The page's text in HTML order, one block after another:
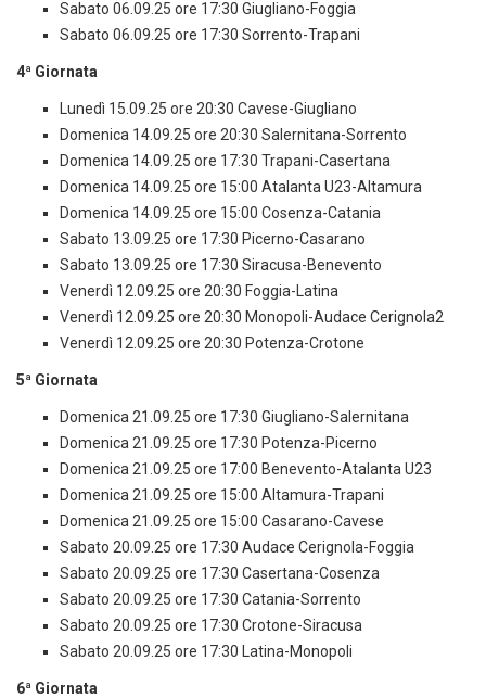
Sabato 06.09.25 ore 17:30 Giugliano-Foggia
Sabato 06.09.25 ore 17:30 Sorrento-Trapani
4ª Giornata
Lunedì 15.09.25 ore 20:30 Cavese-Giugliano
Domenica 14.09.25 ore 20:30 Salernitana-Sorrento
Domenica 14.09.25 ore 17:30 Trapani-Casertana
Domenica 14.09.25 ore 15:00 Atalanta U23-Altamura
Domenica 14.09.25 ore 15:00 Cosenza-Catania
Sabato 13.09.25 ore 17:30 Picerno-Casarano
Sabato 13.09.25 ore 17:30 Siracusa-Benevento
Venerdì 12.09.25 ore 20:30 Foggia-Latina
Venerdì 12.09.25 ore 20:30 Monopoli-Audace Cerignola2
Venerdì 12.09.25 ore 20:30 Potenza-Crotone
5ª Giornata
Domenica 21.09.25 ore 17:30 Giugliano-Salernitana
Domenica 21.09.25 ore 17:30 Potenza-Picerno
Domenica 21.09.25 ore 17:00 Benevento-Atalanta U23
Domenica 21.09.25 ore 15:00 Altamura-Trapani
Domenica 21.09.25 ore 15:00 Casarano-Cavese
Sabato 20.09.25 ore 17:30 Audace Cerignola-Foggia
Sabato 20.09.25 ore 17:30 Casertana-Cosenza
Sabato 20.09.25 ore 17:30 Catania-Sorrento
Sabato 20.09.25 ore 17:30 Crotone-Siracusa
Sabato 20.09.25 ore 17:30 Latina-Monopoli
6ª Giornata